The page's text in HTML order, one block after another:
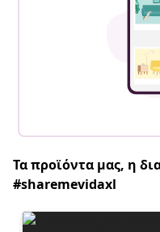
Τα προϊόντα μας, η
#sharemevidaxl